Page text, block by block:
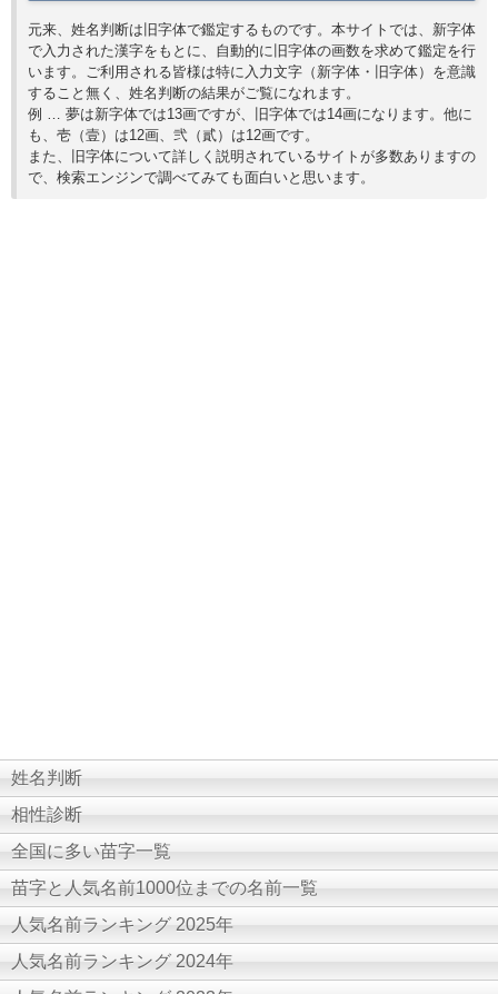
元来、姓名判断は旧字体で鑑定するものです。本サイトでは、新字体
で入力された漢字をもとに、自動的に旧字体の画数を求めて鑑定を行
います。ご利用される皆様は特に入力文字（新字体・旧字体）を意識
すること無く、姓名判断の結果がご覧になれます。
例 … 夢は新字体では13画ですが、旧字体では14画になります。他に
も、壱（壹）は12画、弐（貳）は12画です。
また、旧字体について詳しく説明されているサイトが多数ありますの
で、検索エンジンで調べてみても面白いと思います。
姓名判断
相性診断
全国に多い苗字一覧
苗字と人気名前1000位までの名前一覧
人気名前ランキング 2025年
人気名前ランキング 2024年